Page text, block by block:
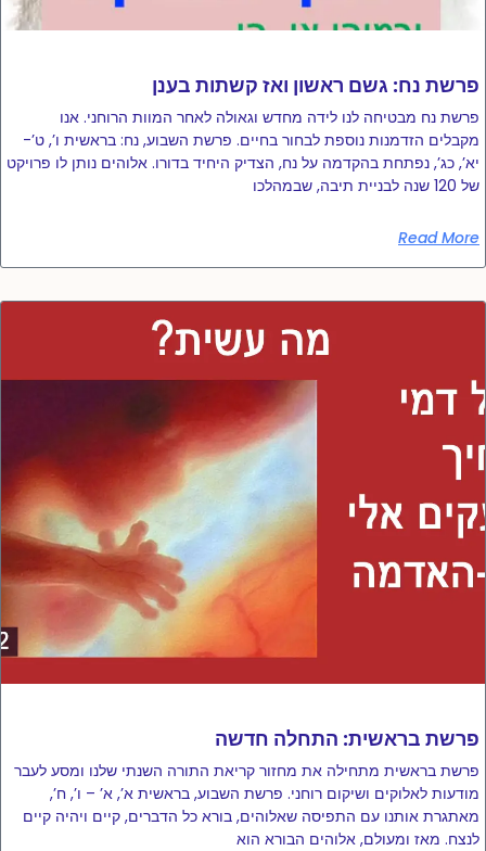
פרשת נח: גשם ראשון ואז קשתות בענן
פרשת נח מבטיחה לנו לידה מחדש וגאולה לאחר המוות הרוחני. אנו
מקבלים הזדמנות נוספת לבחור בחיים. פרשת השבוע, נח: בראשית ו’, ט’-
יא’, כג’, נפתחת בהקדמה על נח, הצדיק היחיד בדורו. אלוהים נותן לו פרויקט
של 120 שנה לבניית תיבה, שבמהלכו
Read More
פרשת בראשית: התחלה חדשה
פרשת בראשית מתחילה את מחזור קריאת התורה השנתי שלנו ומסע לעבר
מודעות לאלוקים ושיקום רוחני. פרשת השבוע, בראשית א’, א’ – ו’, ח’,
מאתגרת אותנו עם התפיסה שאלוהים, בורא כל הדברים, קיים ויהיה קיים
לנצח. מאז ומעולם, אלוהים הבורא הוא